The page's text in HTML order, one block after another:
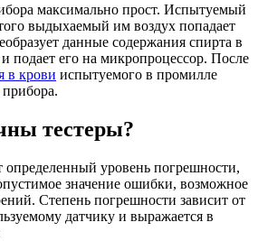
максимально прост. Испытуемый
выдыхаемый им воздух попадает
данные содержания спирта в
подает его на микропроцессор. После
в крови испытуемого в промилле
тестеры?
уровень погрешности,
значение ошибки, возможное
Степень погрешности зависит от
датчику и выражается в